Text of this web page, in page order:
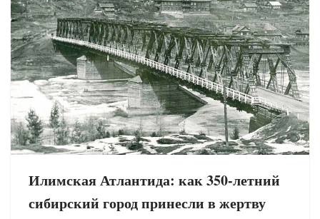
Илимская Атлантида: как 350-летний
сибирский город принесли в жертву